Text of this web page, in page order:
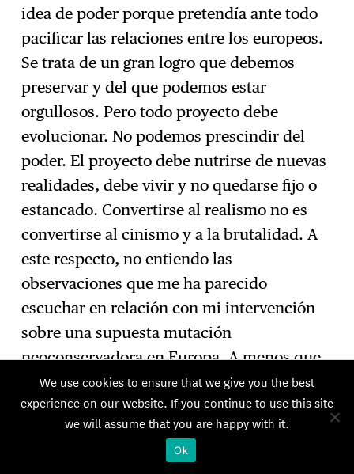
idea de poder porque pretendía ante todo
pacificar las relaciones entre los europeos.
Se trata de un gran logro que debemos
preservar y del que podemos estar
orgullosos. Pero todo proyecto debe
evolucionar. No podemos prescindir del
poder. El proyecto debe nutrirse de nuevas
realidades, debe vivir y no quedarse fijo o
estancado. Convertirse al realismo no es
convertirse al cinismo y a la brutalidad. A
este respecto, no entiendo las
observaciones que me ha parecido
escuchar en relación con mi intervención
sobre una supuesta mutación
neoconservadora en Europa. A menos que
pienses que luchar contra el imperialismo
ruso es un acto neoconservador. En
realidad, estamos más comprometidos que
nunca con los principios de la Carta de
We use cookies to ensure that we give you the best
experience on our website. If you continue to use this site
we will assume that you are happy with it.
Ok